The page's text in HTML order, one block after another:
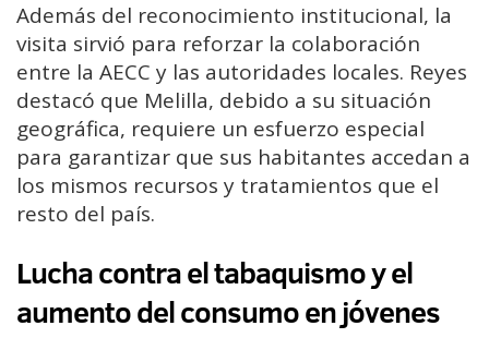
Además del reconocimiento institucional, la
visita sirvió para reforzar la colaboración
entre la AECC y las autoridades locales. Reyes
destacó que Melilla, debido a su situación
geográfica, requiere un esfuerzo especial
para garantizar que sus habitantes accedan a
los mismos recursos y tratamientos que el
resto del país.
Lucha contra el tabaquismo y el
aumento del consumo en jóvenes